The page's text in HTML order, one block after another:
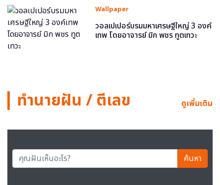
Wallpaper
วอลเปเปอร์บรมมหาเศรษฐีใหญ่ 3 องค์
เทพ โดยอาจารย์ มิก พชร ทูตเทวะ
ทำนายฝัน / ตีเลข ดูเพิ่มเติม
ค้นหา